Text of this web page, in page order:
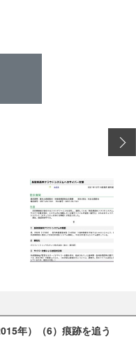
年）（6）痕跡を追う